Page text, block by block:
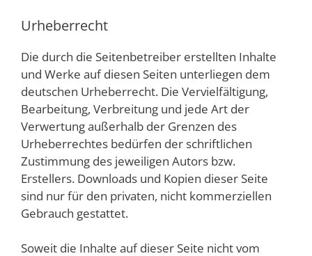
Urheberrecht
Die durch die Seitenbetreiber erstellten Inhalte
und Werke auf diesen Seiten unterliegen dem
deutschen Urheberrecht. Die Vervielfältigung,
Bearbeitung, Verbreitung und jede Art der
Verwertung außerhalb der Grenzen des
Urheberrechtes bedürfen der schriftlichen
Zustimmung des jeweiligen Autors bzw.
Erstellers. Downloads und Kopien dieser Seite
sind nur für den privaten, nicht kommerziellen
Gebrauch gestattet.
Soweit die Inhalte auf dieser Seite nicht vom